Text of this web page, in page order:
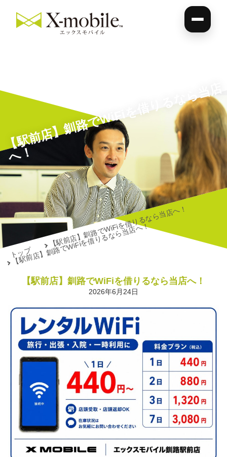
【
駅
前
店
】
釧
路
で
Wi
Fi
を
借
り
る
な
ら
当
店
へ
！
トップ
【駅前店】釧路でWiFiを借りるなら当店へ！
【駅前店】釧路でWiFiを借りるなら当店へ！
【駅前店】釧路でWiFiを借りるなら当店へ！
2026年6月24日